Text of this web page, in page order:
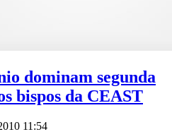
dominam segunda
bispos da CEAST
11:54